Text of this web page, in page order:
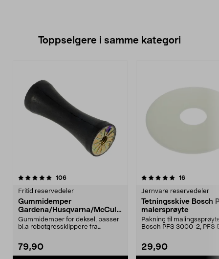
Toppselgere i samme kategori
106anmeldelser
Fritid reservedeler
Gummidemper
Gardena/Husqvarna/McCullo
ch/Flymo
Gummidemper for deksel, passer
bl.a robotgressklippere fra
79,90
5.0 av 5 stjerner 16anmeldelser
Jernvare reservedeler
Tetningsskive Bosch
malersprøyte
Pakning til
Bosch PFS 3000-2, PFS
29,90
4.5 av 5 stjerner